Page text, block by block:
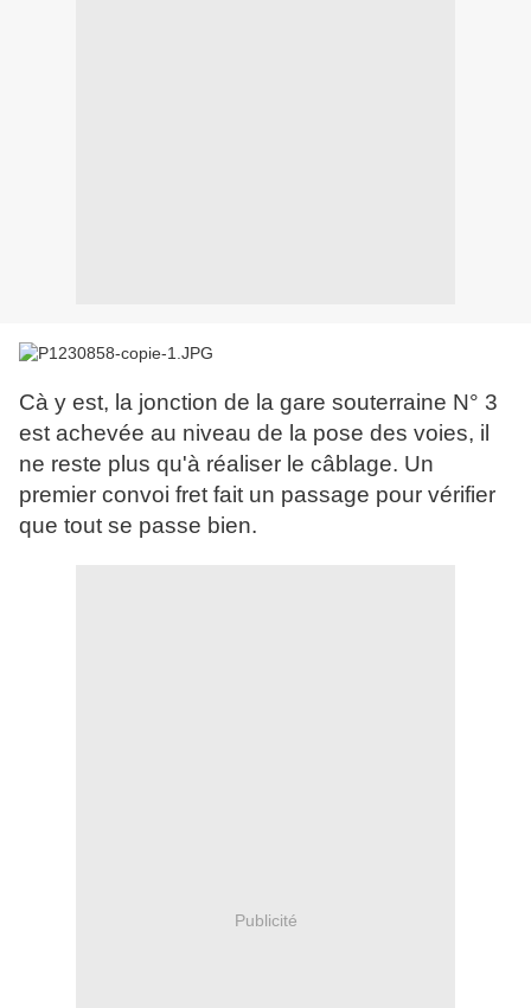
Cà y est, la jonction de la gare souterraine N° 3
est achevée au niveau de la pose des voies, il
ne reste plus qu'à réaliser le câblage. Un
premier convoi fret fait un passage pour vérifier
que tout se passe bien.
Publicité